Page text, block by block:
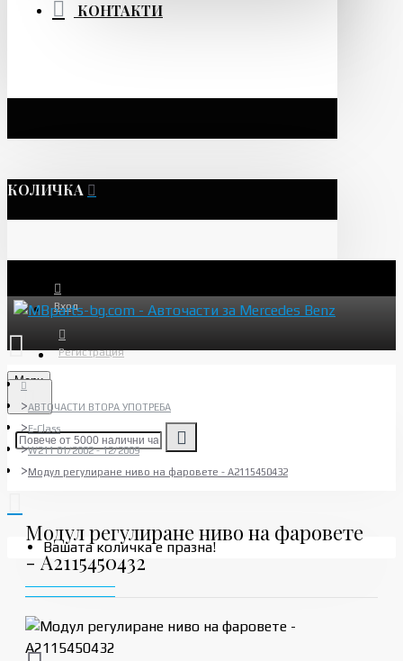
КОНТАКТИ
КОЛИЧКА
Вход
Регистрация
Menu
Вашата количка е празна!
АВТОЧАСТИ ВТОРА УПОТРЕБА
E-Class
W211 01/2002 - 12/2009
Модул регулиране ниво на фаровете - A2115450432
Модул регулиране ниво на фаровете
- A2115450432